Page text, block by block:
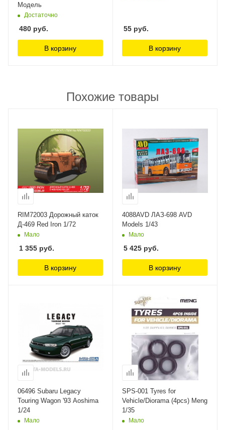
Модель
Достаточно
480 руб.
В корзину
55 руб.
В корзину
Похожие товары
RIM72003 Дорожный каток
Д-469 Red Iron 1/72
Мало
1 355 руб.
В корзину
4088AVD ЛАЗ-698 AVD
Models 1/43
Мало
5 425 руб.
В корзину
06496 Subaru Legacy
Touring Wagon '93 Aoshima
1/24
Мало
SPS-001 Tyres for
Vehicle/Diorama (4pcs) Meng
1/35
Мало